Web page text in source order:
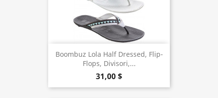
Boombuz Lola Half Dressed, Flip-
Flops, Divisori,...
31,00 $